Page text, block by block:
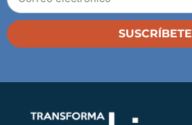
SUSCRÍBETE